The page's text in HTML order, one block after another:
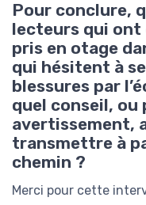
Pour conclure,
lecteurs qui ont
pris en otage
qui hésitent à
blessures par
quel conseil,
avertissement,
transmettre à
chemin ?
Merci pour cette